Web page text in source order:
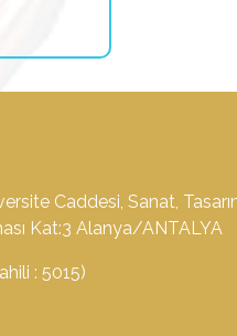
Caddesi, Sanat,
Kat:3 Alanya/ANTALYA
: 5015)